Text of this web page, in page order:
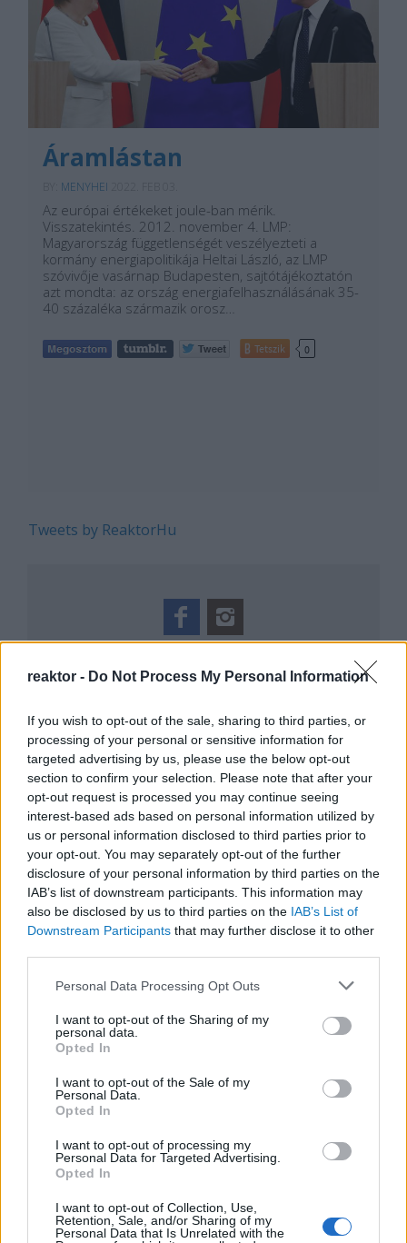
reaktor - Do Not Process My Personal Information
If you wish to opt-out of the sale, sharing to third parties, or
processing of your personal or sensitive information for
targeted advertising by us, please use the below opt-out
section to confirm your selection. Please note that after your
opt-out request is processed you may continue seeing
interest-based ads based on personal information utilized by
us or personal information disclosed to third parties prior to
your opt-out. You may separately opt-out of the further
disclosure of your personal information by third parties on the
IAB’s list of downstream participants. This information may
also be disclosed by us to third parties on the IAB’s List of
Downstream Participants that may further disclose it to other
Please note that this website/app uses one or more Google
not limited to your visit or usage behaviour. You may click to
grant or deny consent to Google and its third-party tags to
use your data for below specified purposes in below Google
consent section.
Personal Data Processing Opt Outs
I want to opt-out of the Sharing of my
personal data.
Opted In
I want to opt-out of the Sale of my
Personal Data.
Opted In
I want to opt-out of processing my
Personal Data for Targeted Advertising.
Opted In
I want to opt-out of Collection, Use,
Retention, Sale, and/or Sharing of my
Personal Data that Is Unrelated with the
Áramlástan
MENYHEI
Az európai értékeket joule-ban mérik.
Visszatekintés. 2012. november 4. LMP:
Magyarország függetlenségét veszélyezteti a
kormány energiapolitikája Heltai László, az LMP
szóvivője vasárnap Budapesten, sajtótájékoztatón
azt mondta: az ország energiafelhasználásának 35-
40 százaléka származik orosz…
Tetszik 0
Tweets by ReaktorHu
Manaus: a dzsungel szívének városa
Magyarország rejtett gyöngyszemei
Az egygyermekes politika és Kína gazdasági
kihívásai
Mik alakítják a gondolkodásod? Avagy a
kognitív torzítások
A világ legveszélyesebb migrációs útvonalai: A
Közép-Mediterrán útvonal, A Darién-régió és
az Indiai-óceáni út
FACEBOOK
LEGFRISSEBB